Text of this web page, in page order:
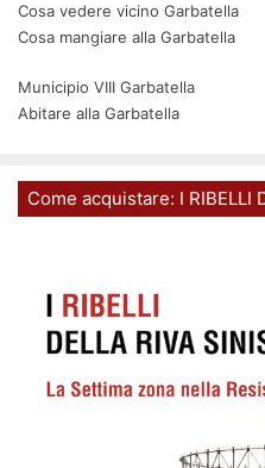
Cosa vedere vicino Garbatella
Cosa mangiare alla Garbatella
Municipio VIII Garbatella
Abitare alla Garbatella
Come acquistare: I RIBELLI